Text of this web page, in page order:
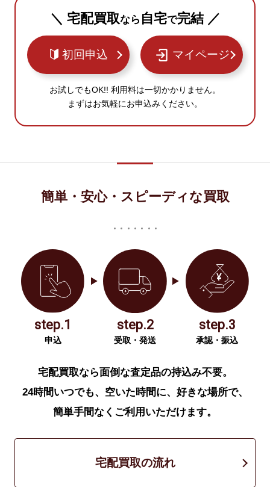
＼ 宅配買取なら 自宅で完結 ／
初回申込 マイページ
お試しでもOK!! 利用料は一切かかりません。
まずはお気軽にお申込みください。
簡単・安心・スピーディな買取
step.1
申込
step.2
受取・発送
step.3
承認・振込
宅配買取なら面倒な査定品の持込み不要。
24時間いつでも、空いた時間に、好きな場所で、
簡単手間なくご利用いただけます。
宅配買取の流れ